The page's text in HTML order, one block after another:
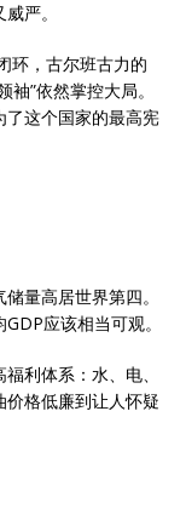
严。
环，古尔班古力的
”依然掌控大局。
了这个国家的最高宪
量高居世界第四。
应该相当可观。
利体系：水、电、
格低廉到让人怀疑